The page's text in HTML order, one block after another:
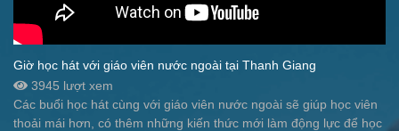
Giờ học hát với giáo viên nước ngoài tại Thanh Giang
3945 lượt xem
Các buổi học hát cùng với giáo viên nước ngoài sẽ giúp học viên
thoải mái hơn, có thêm những kiến thức mới làm động lực để học